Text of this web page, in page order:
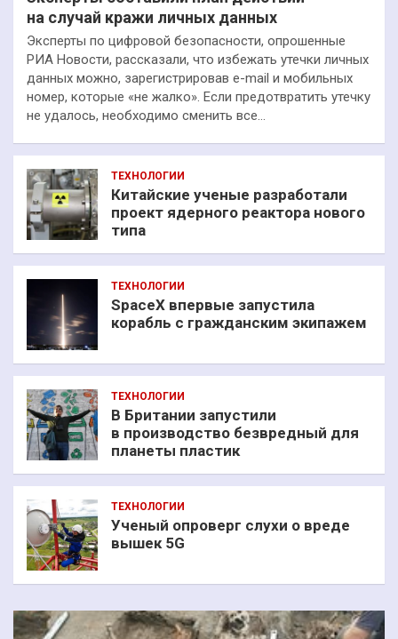
на случай кражи личных данных
Эксперты по цифровой безопасности, опрошенные
РИА Новости, рассказали, что избежать утечки личных
данных можно, зарегистрировав e-mail и мобильных
номер, которые «не жалко». Если предотвратить утечку
не удалось, необходимо сменить все…
ТЕХНОЛОГИИ
Китайские ученые разработали
проект ядерного реактора нового
типа
ТЕХНОЛОГИИ
SpaceX впервые запустила
корабль с гражданским экипажем
ТЕХНОЛОГИИ
В Британии запустили
в производство безвредный для
планеты пластик
ТЕХНОЛОГИИ
Ученый опроверг слухи о вреде
вышек 5G